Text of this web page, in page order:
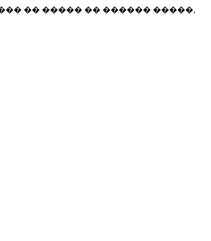
�� ����� �� ������ �����,